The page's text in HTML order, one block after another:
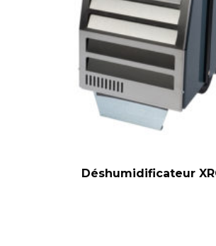
Déshumidificateur